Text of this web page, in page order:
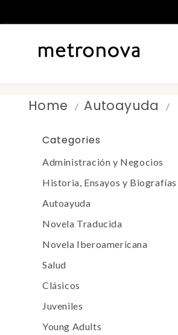
Home Autoayuda
Categories
Administración y Negocios
Historia, Ensayos y Biografías
Autoayuda
Novela Traducida
Novela Iberoamericana
Salud
Clásicos
Juveniles
Young Adults